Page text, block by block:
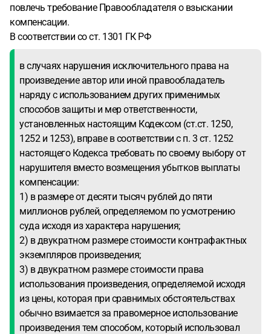
повлечь требование Правообладателя о взыскании
компенсации.
В соответствии со ст. 1301 ГК РФ
в случаях нарушения исключительного права на
произведение автор или иной правообладатель
наряду с использованием других применимых
способов защиты и мер ответственности,
установленных настоящим Кодексом (ст.ст. 1250,
1252 и 1253), вправе в соответствии с п. 3 ст. 1252
настоящего Кодекса требовать по своему выбору от
нарушителя вместо возмещения убытков выплаты
компенсации:
1) в размере от десяти тысяч рублей до пяти
миллионов рублей, определяемом по усмотрению
суда исходя из характера нарушения;
2) в двукратном размере стоимости контрафактных
экземпляров произведения;
3) в двукратном размере стоимости права
использования произведения, определяемой исходя
из цены, которая при сравнимых обстоятельствах
обычно взимается за правомерное использование
произведения тем способом, который использовал